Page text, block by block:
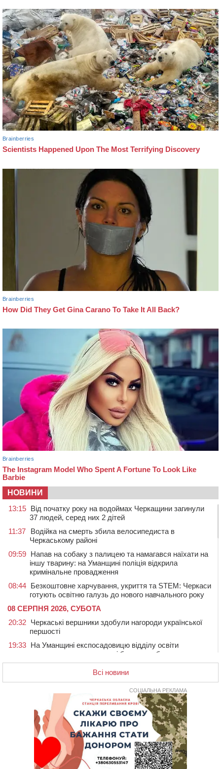
НОВИНИ
13:15 Від початку року на водоймах Черкащини загинули
37 людей, серед них 2 дітей
11:37
Водійка на смерть збила велосипедиста в
Черкаському районі
09:59 Напав на собаку з палицею та намагався наїхати на
іншу тварину: на Уманщині поліція відкрила
кримінальне провадження
08:44 Безкоштовне харчування, укриття та STEM: Черкаси
готують освітню галузь до нового навчального року
08 СЕРПНЯ 2026, СУБОТА
20:32 Черкаські вершники здобули нагороди української
першості
19:33 На Уманщині експосадовицю відділу освіти
судитимуть через завдані бюджету збитки
У Єрках прощатимуться з полеглим на Курщині
Апеляційний суд підтвердив стягнення майже 250
тис. грн шкоди за незаконний вилов риби
У Черкасах за ніч виявили 15 порушників
комендантської години та 10 нетверезих водіїв
На Золотоніщині водійка збила пішохода, який
перебігав дорогу
На Черкащині прокуратура через суд вимагає взяти
Всі новини
СОЦІАЛЬНА РЕКЛАМА